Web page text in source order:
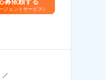
ジェントサービス）
／